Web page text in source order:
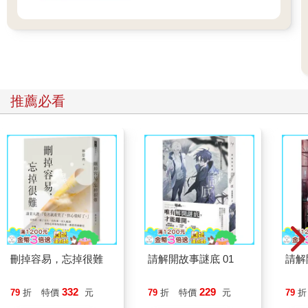
推薦必看
刪掉容易，忘掉很難
79 折 特價 332 元
請解開故事謎底 01
79 折 特價 229 元
請解
79 折